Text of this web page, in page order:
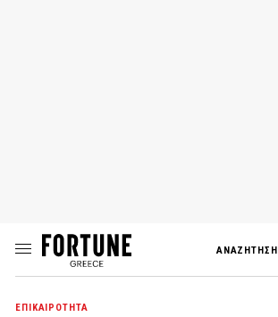
ΑΝΑΖΗΤΗΣΗ
ΕΠΙΚΑΙΡΟΤΗΤΑ